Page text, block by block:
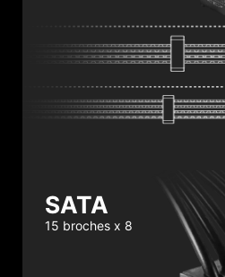
SATA
15 broches x 8